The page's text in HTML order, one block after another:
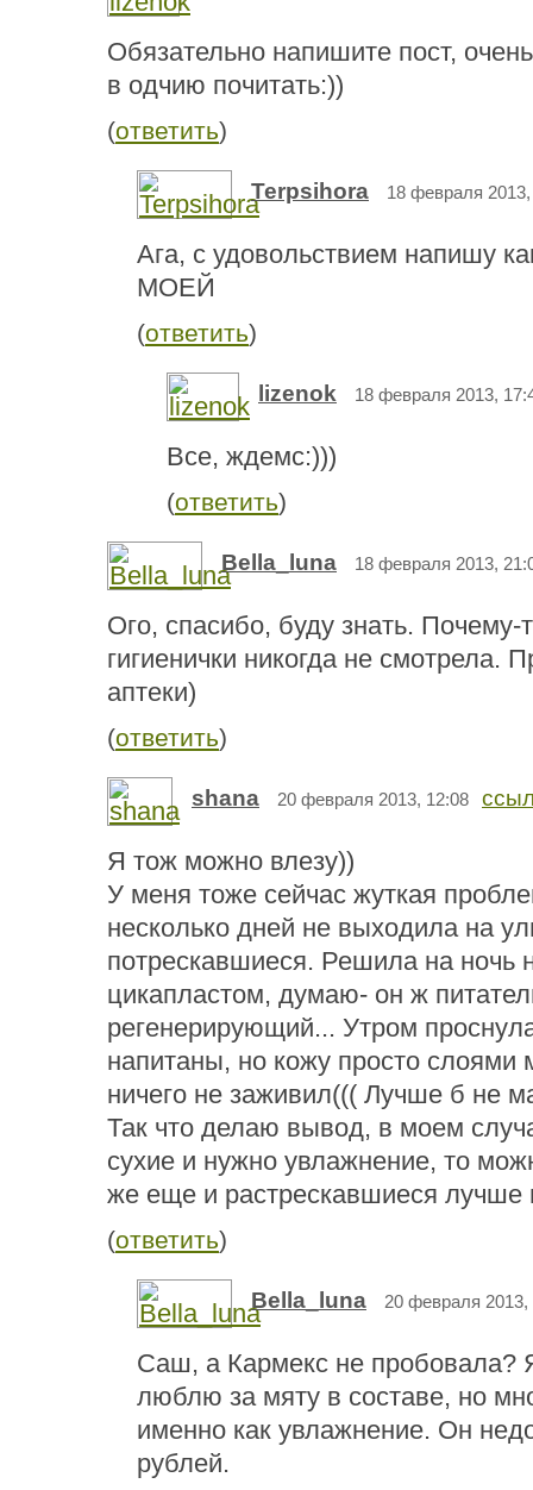
Обязательно напишите пост,
в одчию почитать:))
(ответить)
Terpsihora 18 февраля
Ага, с удовольствием напишу
МОЕЙ
(ответить)
lizenok 18 февраля 2013,
Все, ждемс:)))
(ответить)
Bella_luna 18 февраля 2013,
Ого, спасибо, буду знать. Почему-
гигиенички никогда не смотрела.
аптеки)
(ответить)
shana 20 февраля 2013, 12:08
Я тож можно влезу))
У меня тоже сейчас жуткая
несколько дней не выходила на
потрескавшиеся. Решила на ночь
цикапластом, думаю- он ж
регенерирующий... Утром
напитаны, но кожу просто слоями
ничего не заживил((( Лучше б не
Так что делаю вывод, в моем
сухие и нужно увлажнение, то
же еще и растрескавшиеся лучше
(ответить)
Bella_luna 20 февраля 2013,
Саш, а Кармекс не пробовала?
люблю за мяту в составе, но
именно как увлажнение. Он
рублей.